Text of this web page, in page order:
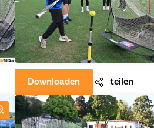
Downloaden teilen